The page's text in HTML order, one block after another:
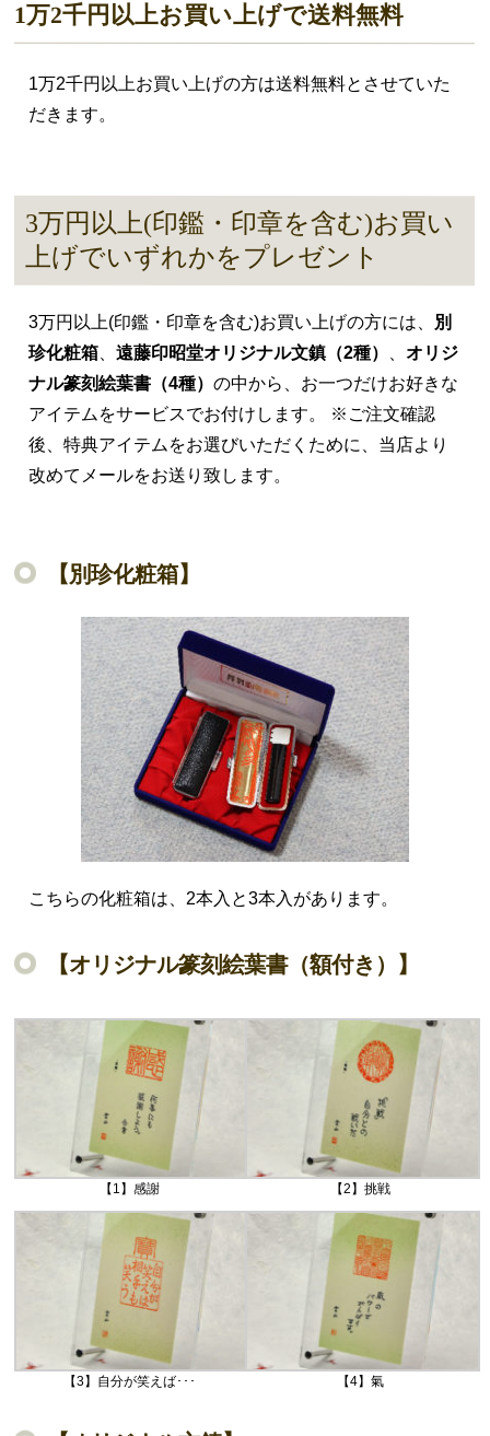
1万2千円以上お買い上げで送料無料
1万2千円以上お買い上げの方は送料無料とさせていた
だきます。
3万円以上(印鑑・印章を含む)お買い
上げでいずれかをプレゼント
3万円以上(印鑑・印章を含む)お買い上げの方には、
別
珍化粧箱 、遠藤印昭堂オリジナル文鎮（2種）
オリジ
ナル篆刻絵葉書（4種）の中から、お一つだけお好きな
アイテムをサービスでお付けします。 ※ご注文確認
後、特典アイテムをお選びいただくために、当店より
改めてメールをお送り致します。
【別珍化粧箱】
こちらの化粧箱は、2本入と3本入があります。
【オリジナル篆刻絵葉書（額付き）】
【1】感謝 【2】挑戦
【3】自分が笑えば･･･ 【4】氣